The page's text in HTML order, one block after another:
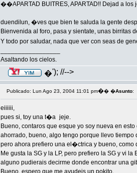
��APARTAD BUITRES, APARTAD!! Dejad a
duendilun, �ves que bien te saluda la gente
Bienvenida al foro, pasa y sientate, unas birritas
Y todo por saludar, nada que ver con seas de
Asaltando los cielos.
�'); //-->
Publicado: Lun Ago 23, 2004 11:01 pm�� �Asunto:
eiiiiii,
pues si, toy una t�a jeje.
Bueno, contaros que esque yo soy nueva en
ahorrado, bueno, algo tengo porque llevo
pero ahora prefiero una el�ctrica y bueno, como
Me gusta la SG y la LP, pero prefiero la SG y vi
alguno pudierais decirme donde encontrar una
Bueno, espero que me ayudeis un pokito.